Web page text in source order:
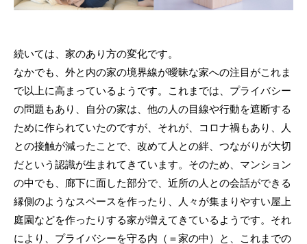
続いては、家のあり方の変化です。
なかでも、外と内の家の境界線が曖昧な家への注目がこれま
で以上に高まっているようです。これまでは、プライバシー
の問題もあり、自分の家は、他の人の目線や行動を遮断する
ために作られていたのですが、それが、コロナ禍もあり、人
との接触が減ったことで、改めて人との絆、つながりが大切
だという認識が生まれてきています。そのため、マンション
の中でも、廊下に面した部分で、近所の人との会話ができる
縁側のようなスペースを作ったり、人々が集まりやすい屋上
庭園などを作ったりする家が増えてきているようです。それ
により、プライバシーを守る内（＝家の中）と、これまでの